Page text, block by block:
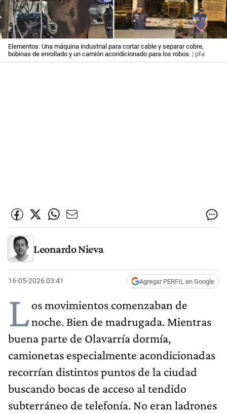
Elementos. Una máquina industrial para cortar cable y separar cobre,
bobinas de enrollado y un camión acondicionado para los robos. | pfa
Leonardo Nieva
16-05-2026 03:41 Agregar PERFIL en Google
Los movimientos comenzaban de
noche. Bien de madrugada. Mientras
buena parte de Olavarría dormía,
camionetas especialmente acondicionadas
recorrían distintos puntos de la ciudad
buscando bocas de acceso al tendido
subterráneo de telefonía. No eran ladrones